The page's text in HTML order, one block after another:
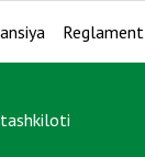
Reglament